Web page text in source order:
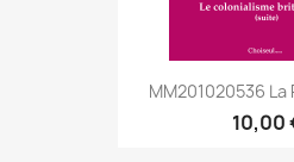
MM201020536
10,00